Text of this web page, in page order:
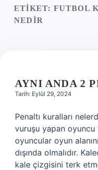
Yasal Uyarı
ETIKET: FUTBOL
NEDIR
AYNI ANDA 2
Tarih: Eylül 29, 2024
Penaltı kuralları
vuruşu yapan
oyuncular oyun
dışında olmalıdır.
kale çizgisini terk